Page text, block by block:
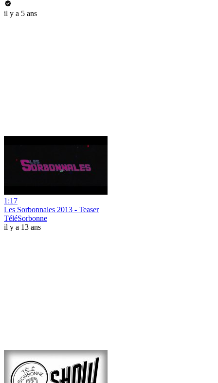
il y a 5 ans
1:17
Les Sorbonnales 2013 - Teaser
TéléSorbonne
il y a 13 ans